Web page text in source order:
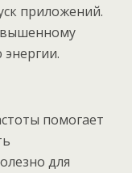
приложений.
помогает
для